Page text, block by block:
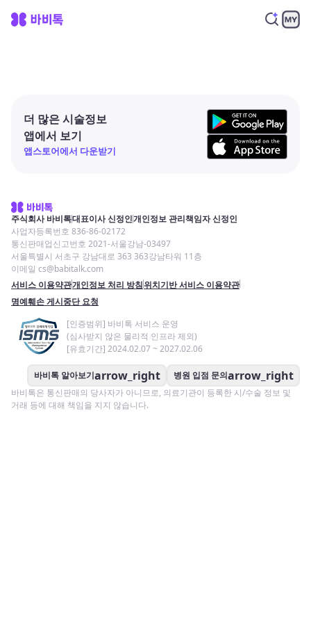
더 많은 시술정보
앱에서 보기
앱스토어에서 다운받기
주식회사 바비톡대표이사 신정인개인정보 관리책임자 신정인
사업자등록번호 836-86-02172
통신판매업신고번호 2021-서울강남-03497
서울특별시 서초구 강남대로 363 363강남타워 11층
이메일 cs@babitalk.com
서비스 이용약관개인정보 처리 방침위치기반 서비스 이용약관
명예훼손 게시중단 요청
[인증범위] 바비톡 서비스 운영
(심사받지 않은 물리적 인프라 제외)
[유효기간] 2024.02.07 ~ 2027.02.06
바비톡 알아보기arrow_right 병원 입점 문의arrow_right
바비톡은 통신판매의 당사자가 아니므로, 의료기관이 등록한 시/수술 정보 및
거래 등에 대해 책임을 지지 않습니다.